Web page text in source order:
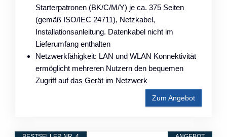
Starterpatronen (BK/C/M/Y) je ca. 375 Seiten
(gemäß ISO/IEC 24711), Netzkabel,
Installationsanleitung. Datenkabel nicht im
Lieferumfang enthalten
Netzwerkfähigkeit: LAN und WLAN Konnektivität
ermöglicht mehreren Nutzern den bequemen
Zugriff auf das Gerät im Netzwerk
Zum Angebot